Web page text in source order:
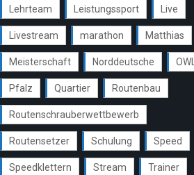
Lehrteam Leistungssport Live
Livestream marathon Matthias
Meisterschaft Norddeutsche OWL
Pfalz Quartier Routenbau
Routenschrauberwettbewerb
Routensetzer Schulung Speed
Speedklettern Stream Trainer